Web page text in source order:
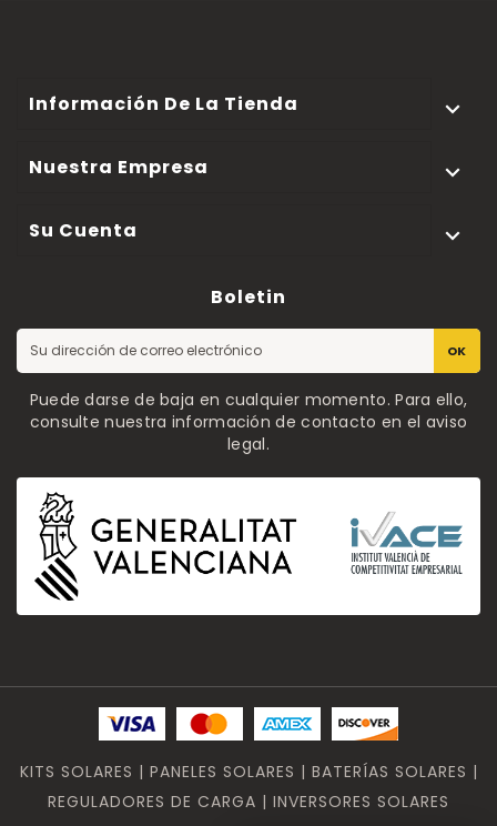
Información De La Tienda 
Nuestra Empresa 
Su Cuenta 
Boletin
OK
Puede darse de baja en cualquier momento. Para ello,
consulte nuestra información de contacto en el aviso
legal.
KITS SOLARES | PANELES SOLARES | BATERÍAS SOLARES |
REGULADORES DE CARGA | INVERSORES SOLARES